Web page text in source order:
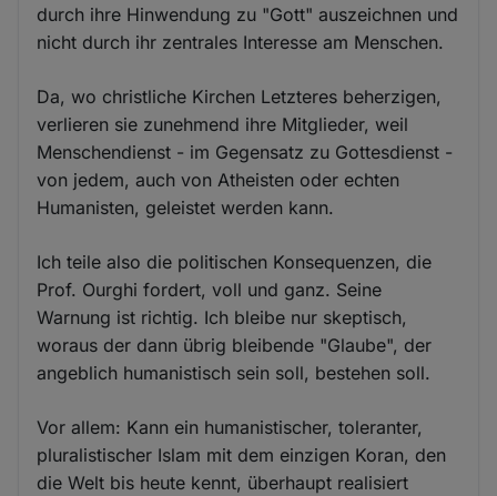
durch ihre Hinwendung zu "Gott" auszeichnen und
nicht durch ihr zentrales Interesse am Menschen.
Da, wo christliche Kirchen Letzteres beherzigen,
verlieren sie zunehmend ihre Mitglieder, weil
Menschendienst - im Gegensatz zu Gottesdienst -
von jedem, auch von Atheisten oder echten
Humanisten, geleistet werden kann.
Ich teile also die politischen Konsequenzen, die
Prof. Ourghi fordert, voll und ganz. Seine
Warnung ist richtig. Ich bleibe nur skeptisch,
woraus der dann übrig bleibende "Glaube", der
angeblich humanistisch sein soll, bestehen soll.
Vor allem: Kann ein humanistischer, toleranter,
pluralistischer Islam mit dem einzigen Koran, den
die Welt bis heute kennt, überhaupt realisiert